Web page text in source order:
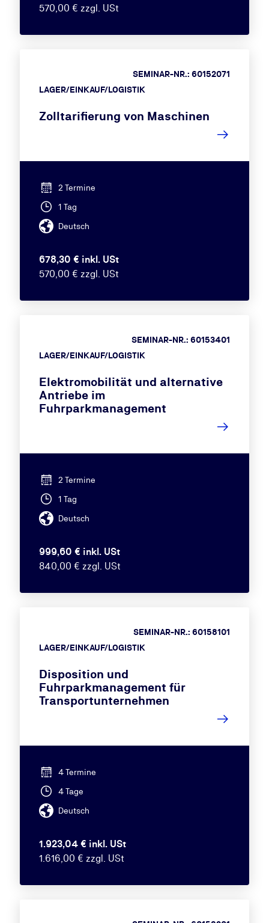
570,00 € zzgl. USt
LAGER/EINKAUF/LOGISTIK
SEMINAR-NR.: 60152071
Zolltarifierung von Maschinen
2 Termine
1 Tag
Deutsch
678,30 € inkl. USt
570,00 € zzgl. USt
LAGER/EINKAUF/LOGISTIK
SEMINAR-NR.: 60153401
Elektromobilität und alternative
Antriebe im
Fuhrparkmanagement
2 Termine
1 Tag
Deutsch
999,60 € inkl. USt
840,00 € zzgl. USt
LAGER/EINKAUF/LOGISTIK
SEMINAR-NR.: 60158101
Disposition und
Fuhrparkmanagement für
Transportunternehmen
4 Termine
4 Tage
Deutsch
1.923,04 € inkl. USt
1.616,00 € zzgl. USt